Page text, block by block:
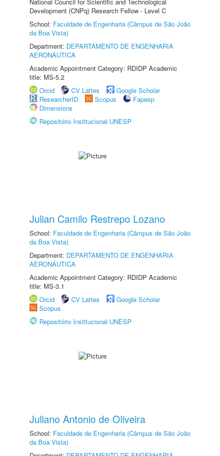
Development (CNPq) Research Fellow - Level C
School: Faculdade de Engenharia (Câmpus de São João
da Boa Vista)
Department: DEPARTAMENTO DE ENGENHARIA
AERONÁUTICA
Academic Appointment Category: RDIDP Academic
title: MS-5.2
Orcid
CV Lattes
Google Scholar
ResearcherID
Scopus
Fapesp
Dimensions
Repositório Institucional UNESP
Julian Camilo Restrepo Lozano
School: Faculdade de Engenharia (Câmpus de São João
da Boa Vista)
Department: DEPARTAMENTO DE ENGENHARIA
AERONÁUTICA
Academic Appointment Category: RDIDP Academic
title: MS-3.1
Orcid
CV Lattes
Google Scholar
Scopus
Repositório Institucional UNESP
Juliano Antonio de Oliveira
School: Faculdade de Engenharia (Câmpus de São João
da Boa Vista)